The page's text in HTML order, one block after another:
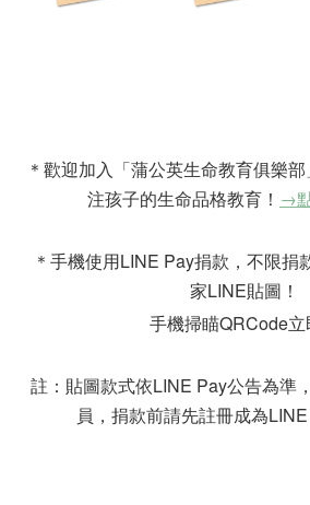
＊歡迎加入「蒲公英生命教育俱樂
注孩子的生命品格教育！ →
＊手機使用LINE Pay捐款，不限捐
家LINE貼圖！
手機掃瞄QRCode立
註：貼圖款式依LINE Pay公告為準
員，捐款前請先註冊成為LINE